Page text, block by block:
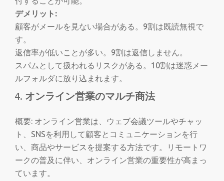
デメリット:
顧客がメールを見ない場合がある。9割は既読無視で
す。
返信率が低いことが多い。9割は返信しません。
スパムとして扱われるリスクがある。10割は迷惑メー
ルフォルダに放り込まれます。
オンライン営業のマルチ商法
概要: オンライン営業は、ウェブ会議ツールやチャッ
ト、SNSを利用して顧客とコミュニケーションを行
い、商品やサービスを提案する方法です。リモートワ
ークの普及に伴い、オンライン営業の重要性が高まっ
ています。